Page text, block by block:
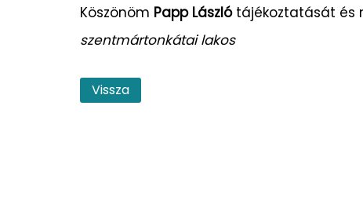
Köszönöm Papp Lászlótájékoztatását és
szentmártonkátai lakos
Vissza